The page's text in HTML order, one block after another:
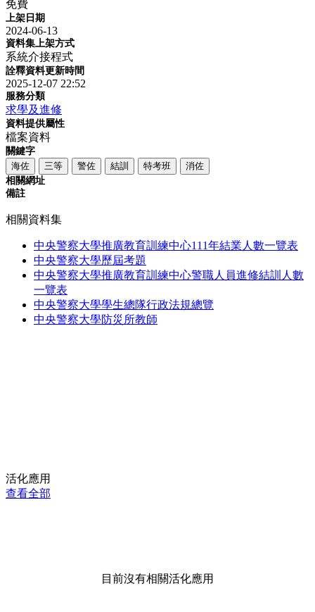
免費
上架日期
2024-06-13
資料集上架方式
系統介接程式
詮釋資料更新時間
2025-12-07 22:52
服務分類
求學及進修
資料提供屬性
檔案資料
關鍵字
海佐
三等 警佐 結訓 特考班
消佐
相關網址
備註
相關資料集
中央警察大學推廣教育訓練中心111年結業人數一覽表
中央警察大學歷屆考題
中央警察大學推廣教育訓練中心警職人員進修結訓人數
一覽表
中央警察大學學生總隊行政法規總覽
中央警察大學防災所教師
活化應用
查看全部
目前沒有相關活化應用